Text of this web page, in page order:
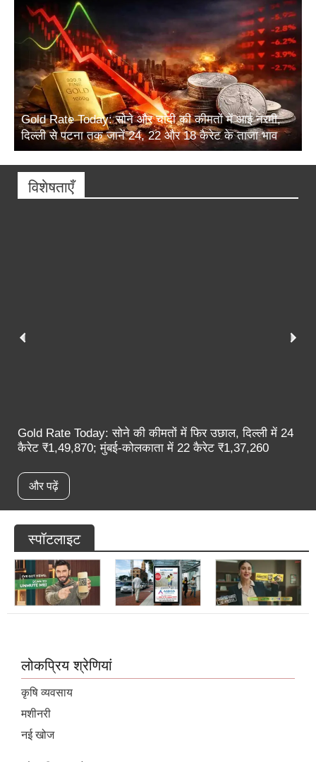
Gold Rate Today: सोने और चांदी की कीमतों में आई नरमी,
दिल्ली से पटना तक जानें 24, 22 और 18 कैरेट के ताजा भाव
विशेषताएँ
कैरेट ₹1,49,870; मुंबई-कोलकाता में 22 कैरेट ₹1,37,260
और पढ़ें
स्पॉटलाइट
कृषि व्यवसाय
मशीनरी
नई खोज